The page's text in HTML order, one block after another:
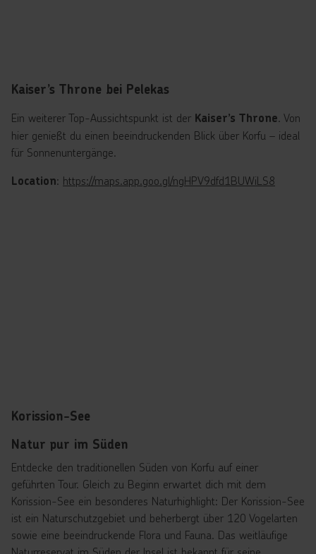
Kaiser’s Throne bei Pelekas
Ein weiterer Top-Aussichtspunkt ist der Kaiser’s Throne. Von
hier genießt du einen beeindruckenden Blick über Korfu – ideal
für Sonnenuntergänge.
Location: https://maps.app.goo.gl/ngHPV9dfd1BUWiLS8
Korission-See
Natur pur im Süden
Entdecke den traditionellen Süden von Korfu auf einer
geführten Tour. Gleich zu Beginn erwartet dich mit dem
Korission-See ein besonderes Naturhighlight: Der Korission-See
ist ein Naturschutzgebiet und beherbergt über 120 Vogelarten
sowie eine beeindruckende Flora und Fauna. Das weitläufige